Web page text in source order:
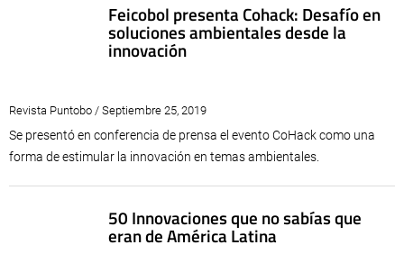
Feicobol presenta Cohack: Desafío en
soluciones ambientales desde la
innovación
Revista Puntobo / Septiembre 25, 2019
Se presentó en conferencia de prensa el evento CoHack como una
forma de estimular la innovación en temas ambientales.
50 Innovaciones que no sabías que
eran de América Latina